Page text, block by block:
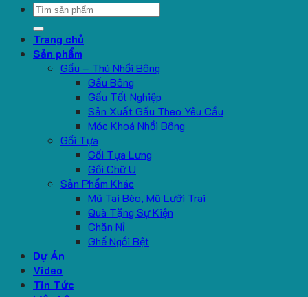
Search
Trang chủ
Sản phẩm
Gấu – Thú Nhồi Bông
Gấu Bông
Gấu Tốt Nghiệp
Sản Xuất Gấu Theo Yêu Cầu
Móc Khoá Nhồi Bông
Gối Tựa
Gối Tựa Lưng
Gối Chữ U
Sản Phẩm Khác
Mũ Tai Bèo, Mũ Lưỡi Trai
Quà Tặng Sự Kiện
Chăn Nỉ
Ghế Ngồi Bệt
Dự Án
Video
Tin Tức